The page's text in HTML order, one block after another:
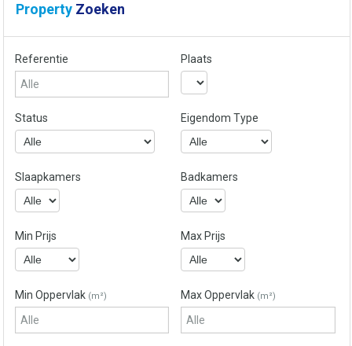
Property Zoeken
Referentie Plaats
Status Eigendom Type
Slaapkamers Badkamers
Min Prijs Max Prijs
Min Oppervlak (m²) Max Oppervlak (m²)